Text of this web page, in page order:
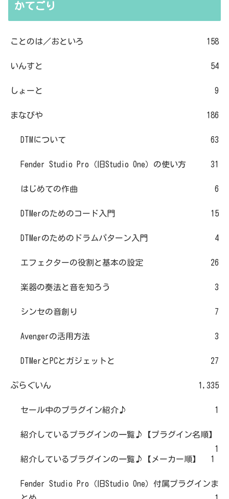
かてごり
ことのは／おといろ 158
いんすと 54
しょーと 9
まなびや 186
DTMについて 63
Fender Studio Pro（旧Studio One）の使い方 31
はじめての作曲 6
DTMerのためのコード入門 15
DTMerのためのドラムパターン入門 4
エフェクターの役割と基本の設定 26
楽器の奏法と音を知ろう 3
シンセの音創り 7
Avengerの活用方法 3
DTMerとPCとガジェットと 27
ぷらぐいん 1,335
セール中のプラグイン紹介♪ 1
紹介しているプラグインの一覧♪【プラグイン名順】
1
紹介しているプラグインの一覧♪【メーカー順】
1
Fender Studio Pro（旧Studio One）付属プラグインま